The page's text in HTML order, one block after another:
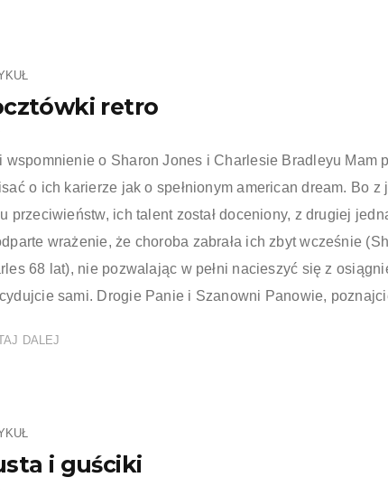
retro
wspomnienie o Sharon Jones i Charlesie Bradleyu Mam
o ich karierze jak o spełnionym american dream. Bo z
przeciwieństw, ich talent został doceniony, z drugiej
wrażenie, że choroba zabrała ich zbyt wcześnie
68 lat), nie pozwalając w pełni nacieszyć się z
sami. Drogie Panie i Szanowni Panowie,
DALEJ
i guściki